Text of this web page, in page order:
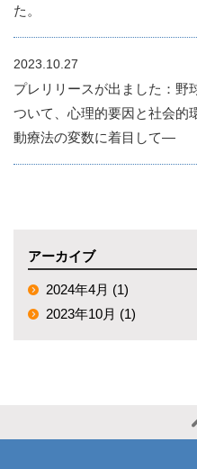
た。
2023.10.27
プレリリースが出ました：野
ついて、心理的要因と社会
動療法の変数に着目して―
アーカイブ
2024年4月 (1)
2023年10月 (1)